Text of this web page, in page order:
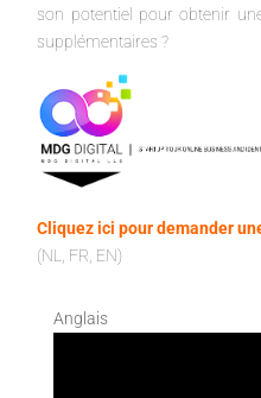
son potentiel pour obtenir
supplémentaires ?
Cliquez ici pour demander
(NL, FR, EN)
Anglais